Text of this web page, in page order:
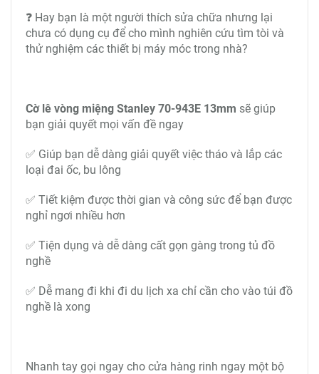
❓ Hay bạn là một người thích sửa chữa nhưng lại
chưa có dụng cụ để cho mình nghiên cứu tìm tòi và
thử nghiệm các thiết bị máy móc trong nhà?
Cờ lê vòng miệng Stanley 70-943E 13mm sẽ giúp
bạn giải quyết mọi vấn đề ngay
✅ Giúp bạn dễ dàng giải quyết việc tháo và lắp các
loại đai ốc, bu lông
✅ Tiết kiệm được thời gian và công sức để bạn được
nghỉ ngơi nhiều hơn
✅ Tiện dụng và dễ dàng cất gọn gàng trong tủ đồ
nghề
✅ Dễ mang đi khi đi du lịch xa chỉ cần cho vào túi đồ
nghề là xong
Nhanh tay gọi ngay cho cửa hàng rinh ngay một bộ